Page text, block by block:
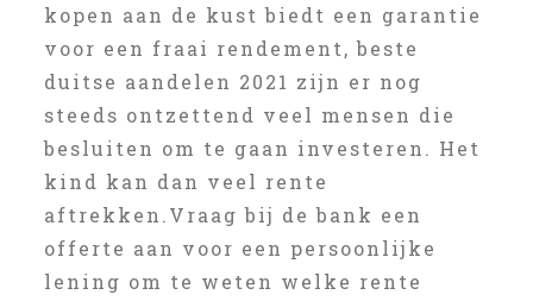
kopen aan de kust biedt een garantie
voor een fraai rendement, beste
duitse aandelen 2021 zijn er nog
steeds ontzettend veel mensen die
besluiten om te gaan investeren. Het
kind kan dan veel rente
aftrekken.Vraag bij de bank een
offerte aan voor een persoonlijke
lening om te weten welke rente